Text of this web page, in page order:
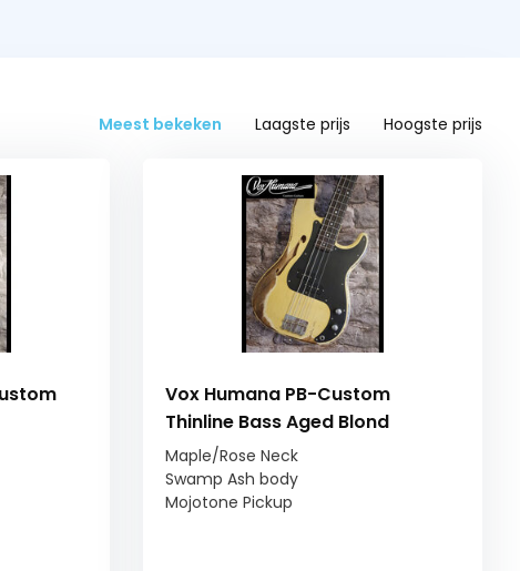
Meest bekeken Laagste prijs Hoogste prijs
Vox Humana PB-Custom
Thinline Bass Aged Blond
Maple/Rose Neck
Swamp Ash body
Mojotone Pickup